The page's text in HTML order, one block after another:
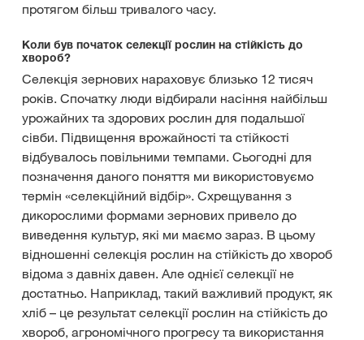
протягом більш тривалого часу.
Коли був початок селекції рослин на стійкість до
хвороб?
Селекція зернових нараховує близько 12 тисяч
років. Спочатку люди відбирали насіння найбільш
урожайних та здорових рослин для подальшої
сівби. Підвищення врожайності та стійкості
відбувалось повільними темпами. Сьогодні для
позначення даного поняття ми використовуємо
термін «селекційний відбір». Схрещування з
дикорослими формами зернових привело до
виведення культур, які ми маємо зараз. В цьому
відношенні селекція рослин на стійкість до хвороб
відома з давніх давен. Але однієї селекції не
достатньо. Наприклад, такий важливий продукт, як
хліб – це результат селекції рослин на стійкість до
хвороб, агрономічного прогресу та використання